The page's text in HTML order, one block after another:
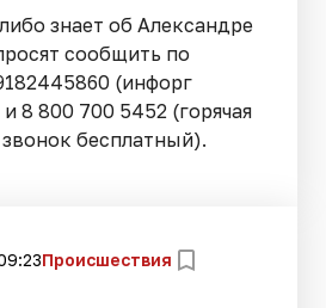
знает об Александре
сообщить по
(инфорг
8 800 700 5452 (горячая
бесплатный).
Происшествия